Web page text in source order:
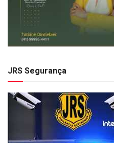
JRS Segurança